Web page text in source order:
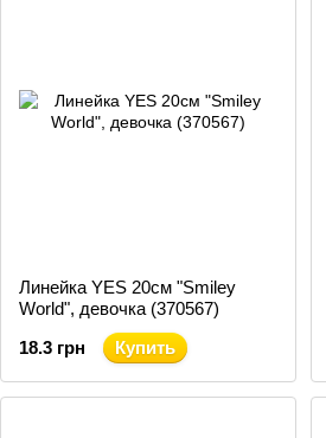
Линейка YES 20см "Smiley
World", девочка (370567)
18.3 грн
Купить